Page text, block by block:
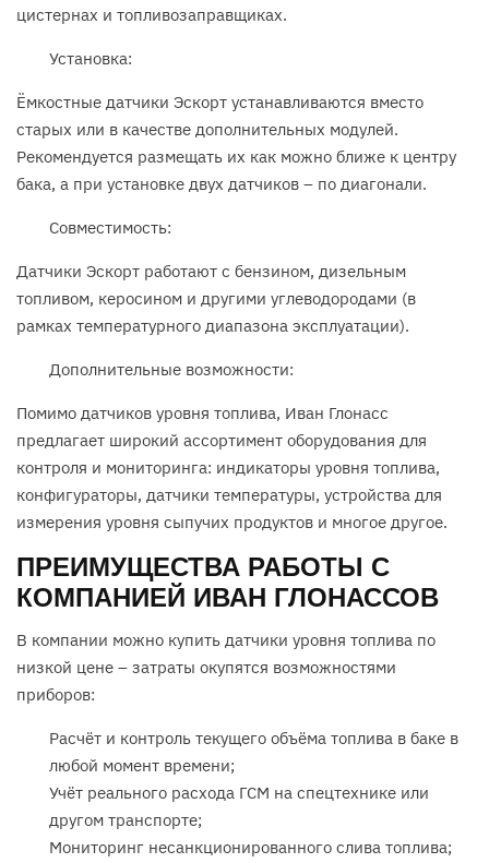
цистернах и топливозаправщиках.
Установка:
Ёмкостные датчики Эскорт устанавливаются вместо
старых или в качестве дополнительных модулей.
Рекомендуется размещать их как можно ближе к центру
бака, а при установке двух датчиков – по диагонали.
Совместимость:
Датчики Эскорт работают с бензином, дизельным
топливом, керосином и другими углеводородами (в
рамках температурного диапазона эксплуатации).
Дополнительные возможности:
Помимо датчиков уровня топлива, Иван Глонасс
предлагает широкий ассортимент оборудования для
контроля и мониторинга: индикаторы уровня топлива,
конфигураторы, датчики температуры, устройства для
измерения уровня сыпучих продуктов и многое другое.
ПРЕИМУЩЕСТВА РАБОТЫ С
КОМПАНИЕЙ ИВАН ГЛОНАССОВ
В компании можно купить датчики уровня топлива по
низкой цене – затраты окупятся возможностями
приборов:
Расчёт и контроль текущего объёма топлива в баке в
любой момент времени;
Учёт реального расхода ГСМ на спецтехнике или
другом транспорте;
Мониторинг несанкционированного слива топлива;